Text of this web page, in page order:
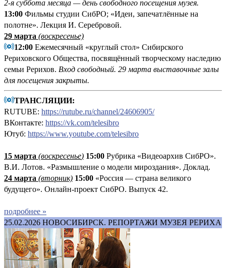
2-я суббота месяца — день свободного посещения музея.
13:00 Фильмы студии СибРО; «Идеи, запечатлённые на
полотне». Лекция И. Серебровой.
29 марта (воскресенье)
12:00 Ежемесячный «круглый стол» Сибирского
Рериховского Общества, посвящённый творческому наследию
семьи Рерихов. Вход свободный. 29 марта выставочные залы
для посещения закрыты.
ТРАНСЛЯЦИИ:
RUTUBE: https://rutube.ru/channel/24606905/
ВКонтакте: https://vk.com/telesibro
Ютуб: https://www.youtube.com/telesibro
15 марта (воскресенье) 15:00 Рубрика «Видеоархив СибРО».
В.И. Лотов. «Размышление о модели мироздания». Доклад.
24 марта (вторник) 15:00 «Россия — страна великого
будущего». Онлайн-проект СибРО. Выпуск 42.
подробнее »
25.02.2026 НОВОСИБИРСК. РЕПОРТАЖИ МУЗЕЯ РЕРИХА